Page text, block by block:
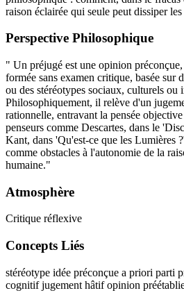
raison éclairée qui seule peut dissiper
Perspective Philosophique
" Un préjugé est une opinion
formée sans examen critique, basée sur
ou des stéréotypes sociaux, culturels ou
Philosophiquement, il relève d'un
rationnelle, entravant la pensée
penseurs comme Descartes, dans le
Kant, dans 'Qu'est-ce que les Lumières
comme obstacles à l'autonomie de la
humaine."
Atmosphère
Critique réflexive
Concepts Liés
stéréotype idée préconçue a priori parti
cognitifjugement hâtifopinion